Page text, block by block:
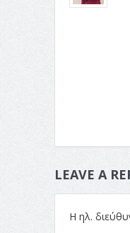
LEAVE A
Η ηλ.